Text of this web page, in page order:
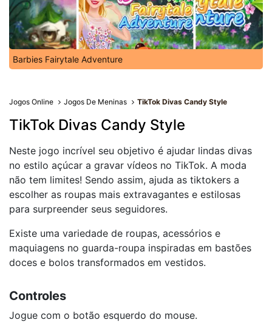
Barbies Fairytale Adventure
Jogos Online Jogos De Meninas TikTok Divas Candy Style
TikTok Divas Candy Style
Neste jogo incrível seu objetivo é ajudar lindas divas
no estilo açúcar a gravar vídeos no TikTok. A moda
não tem limites! Sendo assim, ajuda as tiktokers a
escolher as roupas mais extravagantes e estilosas
para surpreender seus seguidores.
Existe uma variedade de roupas, acessórios e
maquiagens no guarda-roupa inspiradas em bastões
doces e bolos transformados em vestidos.
Controles
Jogue com o botão esquerdo do mouse.